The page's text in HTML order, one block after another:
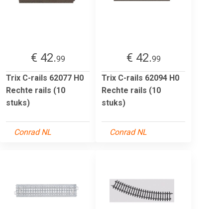
€ 42.99
Trix C-rails 62077 H0
Rechte rails (10
stuks)
Conrad NL
€ 42.99
Trix C-rails 62094 H0
Rechte rails (10
stuks)
Conrad NL